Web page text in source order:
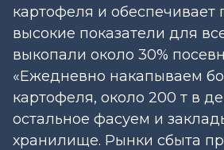
картофеля и обеспечивает
высокие показатели для
выкопали около 30%
«Ежедневно накапываем
картофеля, около 200 т в
остальное фасуем и
хранилище. Рынки сбыта